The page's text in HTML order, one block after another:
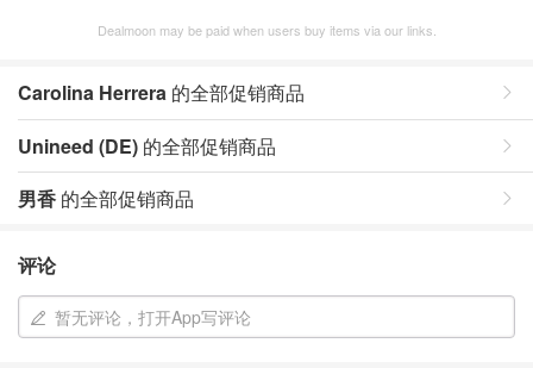
Dealmoon may be paid when users buy items via our links.
Carolina Herrera 的全部促销商品
Unineed (DE) 的全部促销商品
男香 的全部促销商品
评论
暂无评论，打开App写评论